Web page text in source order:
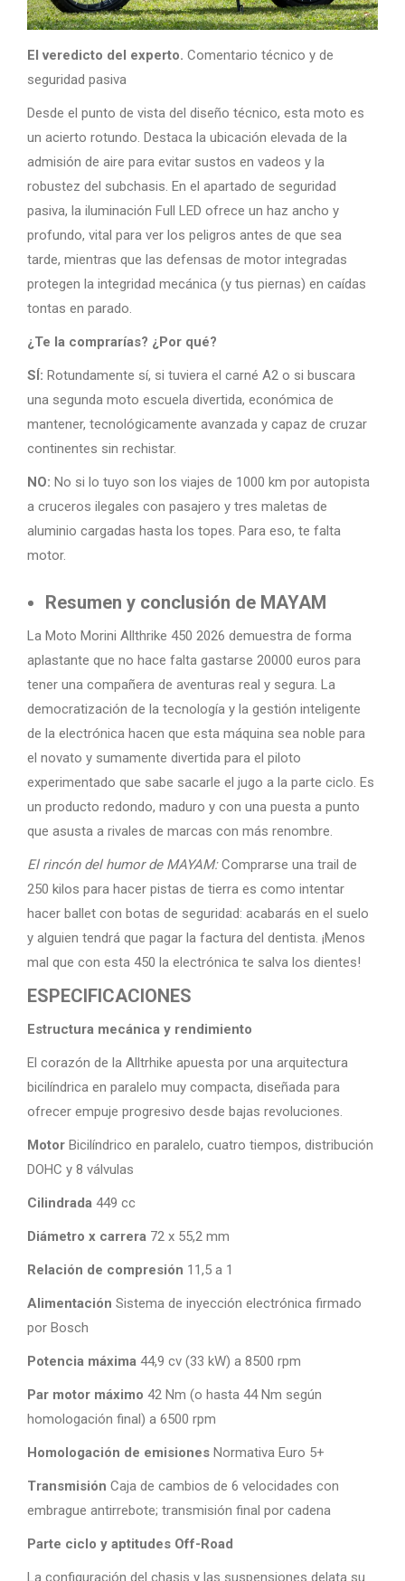
El veredicto del experto. Comentario técnico y de
seguridad pasiva
Desde el punto de vista del diseño técnico, esta moto es
un acierto rotundo. Destaca la ubicación elevada de la
admisión de aire para evitar sustos en vadeos y la
robustez del subchasis. En el apartado de seguridad
pasiva, la iluminación Full LED ofrece un haz ancho y
profundo, vital para ver los peligros antes de que sea
tarde, mientras que las defensas de motor integradas
protegen la integridad mecánica (y tus piernas) en caídas
tontas en parado.
¿Te la comprarías? ¿Por qué?
SÍ: Rotundamente sí, si tuviera el carné A2 o si buscara
una segunda moto escuela divertida, económica de
mantener, tecnológicamente avanzada y capaz de cruzar
continentes sin rechistar.
NO: No si lo tuyo son los viajes de 1000 km por autopista
a cruceros ilegales con pasajero y tres maletas de
aluminio cargadas hasta los topes. Para eso, te falta
motor.
Resumen y conclusión de MAYAM
La Moto Morini Allthrike 450 2026 demuestra de forma
aplastante que no hace falta gastarse 20000 euros para
tener una compañera de aventuras real y segura. La
democratización de la tecnología y la gestión inteligente
de la electrónica hacen que esta máquina sea noble para
el novato y sumamente divertida para el piloto
experimentado que sabe sacarle el jugo a la parte ciclo. Es
un producto redondo, maduro y con una puesta a punto
que asusta a rivales de marcas con más renombre.
El rincón del humor de MAYAM:Comprarse una trail de
250 kilos para hacer pistas de tierra es como intentar
hacer ballet con botas de seguridad: acabarás en el suelo
y alguien tendrá que pagar la factura del dentista. ¡Menos
mal que con esta 450 la electrónica te salva los dientes!
ESPECIFICACIONES
Estructura mecánica y rendimiento
El corazón de la Alltrhike apuesta por una arquitectura
bicilíndrica en paralelo muy compacta, diseñada para
ofrecer empuje progresivo desde bajas revoluciones.
Motor Bicilíndrico en paralelo, cuatro tiempos, distribución
DOHC y 8 válvulas
Cilindrada 449 cc
Diámetro x carrera 72 x 55,2 mm
Relación de compresión 11,5 a 1
Alimentación Sistema de inyección electrónica firmado
por Bosch
Potencia máxima 44,9 cv (33 kW) a 8500 rpm
Par motor máximo 42 Nm (o hasta 44 Nm según
homologación final) a 6500 rpm
Homologación de emisiones Normativa Euro 5+
Transmisión Caja de cambios de 6 velocidades con
embrague antirrebote; transmisión final por cadena
Parte ciclo y aptitudes Off-Road
La configuración del chasis y las suspensiones delata su